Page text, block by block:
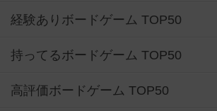
経験ありボードゲーム TOP50
持ってるボードゲーム TOP50
高評価ボードゲーム TOP50